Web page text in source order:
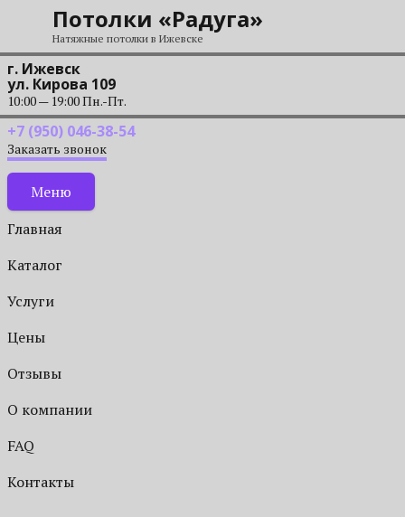
Перейти к содержанию
Потолки «Радуга»
Натяжные потолки в Ижевске
г. Ижевск
ул. Кирова 109
10:00 — 19:00 Пн.-Пт.
+7 (950) 046-38-54
Заказать звонок
Меню
Главная
Каталог
Услуги
Цены
Отзывы
О компании
FAQ
Контакты